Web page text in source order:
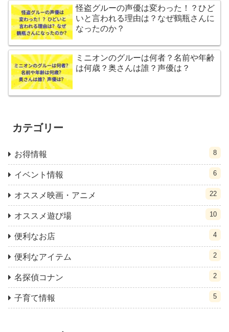
怪盗グルーの声優は変わった！？ひど
いと言われる理由は？なぜ鶴瓶さんに
なったのか？
ミニオンのグルーは何者？名前や年齢
は何歳？奥さんは誰？声優は？
カテゴリー
お得情報 8
イベント情報 6
オススメ映画・アニメ 22
オススメ遊び場 10
便利なお店 4
便利なアイテム 2
名探偵コナン 2
子育て情報 5